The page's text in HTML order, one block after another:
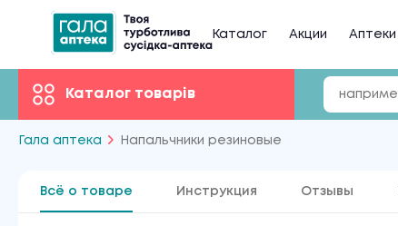
Каталог Акции Аптеки
Каталог товарів
Гала аптека Напальчники резиновые
Всё о товаре Инструкция Отзывы